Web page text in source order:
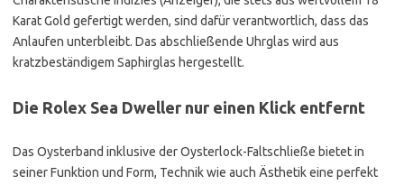
Karat Gold gefertigt werden, sind dafür verantwortlich, dass das
Anlaufen unterbleibt. Das abschließende Uhrglas wird aus
kratzbeständigem Saphirglas hergestellt.
Die Rolex Sea Dweller nur einen Klick entfernt
Das Oysterband inklusive der Oysterlock-Faltschließe bietet in
seiner Funktion und Form, Technik wie auch Ästhetik eine perfekt